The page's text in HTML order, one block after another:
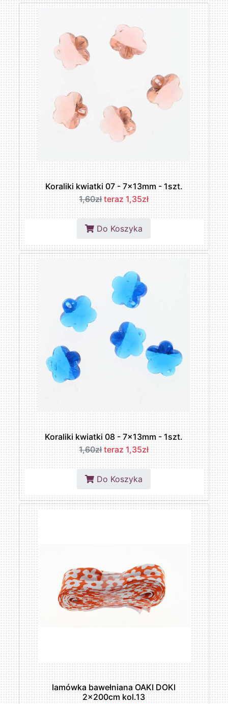
Koraliki kwiatki 07 - 7x13mm - 1szt.
1,60zł teraz 1,35zł
Do Koszyka
Koraliki kwiatki 08 - 7x13mm - 1szt.
1,60zł teraz 1,35zł
Do Koszyka
lamówka bawełniana OAKI DOKI
2x200cm kol.13